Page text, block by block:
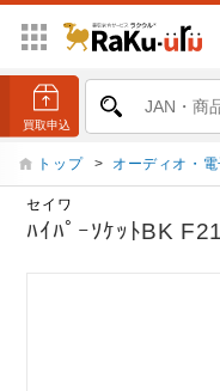
トップ > オーディオ・電
セイワ
ﾊｲﾊﾟｰｿｹｯﾄBK